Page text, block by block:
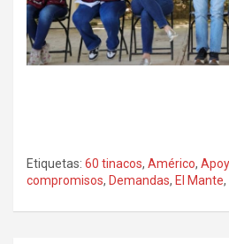
Etiquetas: 60 tinacos, Américo,
compromisos, Demandas, El Mante,